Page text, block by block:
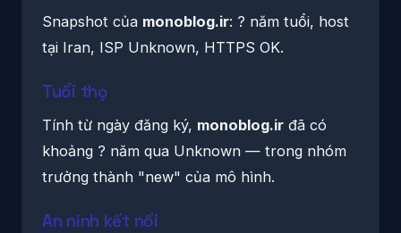
Snapshot của monoblog.ir: ? năm tuổi, host
tại Iran, ISP Unknown, HTTPS OK.
Tuổi thọ
Tính từ ngày đăng ký, monoblog.ir đã có
khoảng ? năm qua Unknown — trong nhóm
trưởng thành "new" của mô hình.
An ninh kết nối